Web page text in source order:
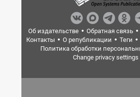
Об издательстве Обратная связь
Контакты
О републикации Теги
Политика обработки
Change privacy settings